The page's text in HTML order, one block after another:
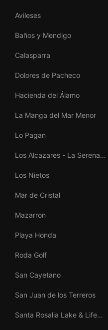
Avileses
Baños y Mendigo
Calasparra
Dolores de Pacheco
Hacienda del Álamo
La Manga del Mar Menor
Lo Pagan
Los Alcazares - La Serena
Los Nietos
Mar de Cristal
Mazarron
Playa Honda
Roda Golf
San Cayetano
San Juan de los Terreros
Santa Rosalia Lake & Life